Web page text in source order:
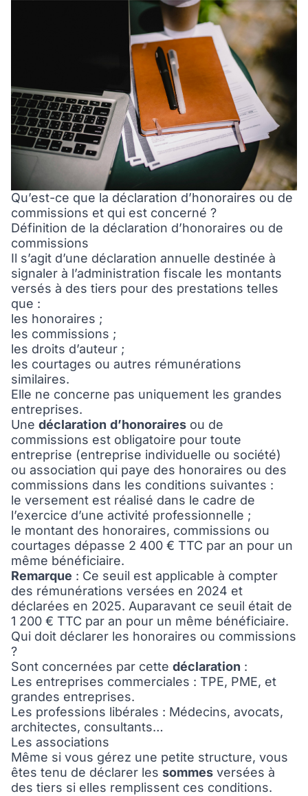
Qu’est-ce que la déclaration d’honoraires ou de
commissions et qui est concerné ?
Définition de la déclaration d’honoraires ou de
commissions
Il s’agit d’une déclaration annuelle destinée à
signaler à l’administration fiscale les montants
versés à des tiers pour des prestations telles
que :
les honoraires ;
les commissions ;
les droits d’auteur ;
les courtages ou autres rémunérations
similaires.
Elle ne concerne pas uniquement les grandes
entreprises.
Une déclaration d’honoraires ou de
commissions est obligatoire pour toute
entreprise (entreprise individuelle ou société)
ou association qui paye des honoraires ou des
commissions dans les conditions suivantes :
le versement est réalisé dans le cadre de
l’exercice d’une activité professionnelle ;
le montant des honoraires, commissions ou
courtages dépasse 2 400 € TTC par an pour un
même bénéficiaire.
Remarque : Ce seuil est applicable à compter
des rémunérations versées en 2024 et
déclarées en 2025. Auparavant ce seuil était de
1 200 € TTC par an pour un même bénéficiaire.
Qui doit déclarer les honoraires ou commissions
?
Sont concernées par cette déclaration :
Les entreprises commerciales : TPE, PME, et
grandes entreprises.
Les professions libérales : Médecins, avocats,
architectes, consultants…
Les associations
Même si vous gérez une petite structure, vous
êtes tenu de déclarer les sommes versées à
des tiers si elles remplissent ces conditions.